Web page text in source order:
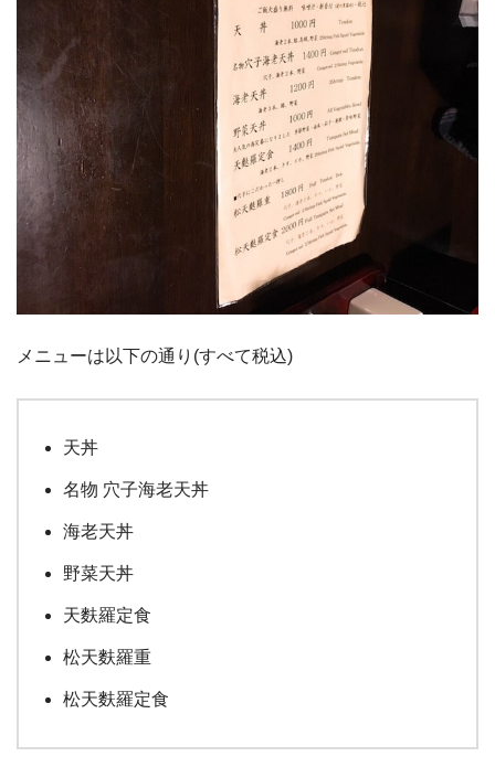
メニューは以下の通り(すべて税込)
天丼
名物 穴子海老天丼
海老天丼
野菜天丼
天麩羅定食
松天麩羅重
松天麩羅定食